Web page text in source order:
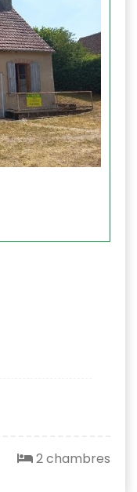
2 chambres